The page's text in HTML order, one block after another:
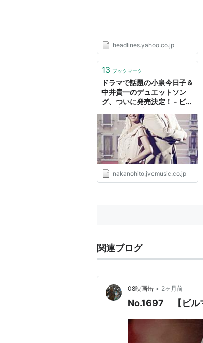
headlines.yahoo.co.jp
13 ブックマーク
ドラマで話題の小泉今日子＆
中井貴一のデュエットソン
グ、ついに発売決定！ - ビク
nakanohito.jvcmusic.co.jp
関連ブログ
08映画缶 • 2ヶ月前
No.1697 【ビル